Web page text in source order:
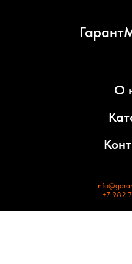
О
+7 982